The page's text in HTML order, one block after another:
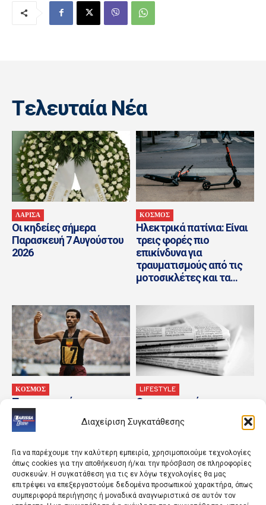
Διαχείριση Συγκατάθεσης
Για να παρέχουμε την καλύτερη εμπειρία, χρησιμοποιούμε τεχνολογίες
όπως cookies για την αποθήκευση ή/και την πρόσβαση σε πληροφορίες
συσκευών. Η συγκατάθεση για τις εν λόγω τεχνολογίες θα μας
επιτρέψει να επεξεργαστούμε δεδομένα προσωπικού χαρακτήρα, όπως
συμπεριφορά περιήγησης ή μοναδικά αναγνωριστικά σε αυτόν τον
Tελευταία Nέα
ΛΑΡΙΣΑ
Οι κηδείες σήμερα
Παρασκευή 7 Αυγούστου
2026
ΚΟΣΜΟΣ
Ηλεκτρικά πατίνια: Είναι
τρεις φορές πιο
επικίνδυνα για
τραυματισμούς από τις
μοτοσικλέτες και τα...
ΚΟΣΜΟΣ
Τα σημαντικότερα
γεγονότα της ημέρας
LIFESTYLE
Οι οικονομικές
εφημερίδες 7/8/2026